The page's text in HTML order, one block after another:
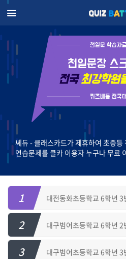
천일문 학습자
천일문장 스
전국최강학원
퀴즈배틀 전국
쎄듀 - 클래스카드가 제휴하여 초중등
연습문제를 클카 이용자 누구나 무료
1 대전동화초등학교 6학년 3
2 대구범어초등학교 6학년 2
3 대구범어초등학교 6학년 3